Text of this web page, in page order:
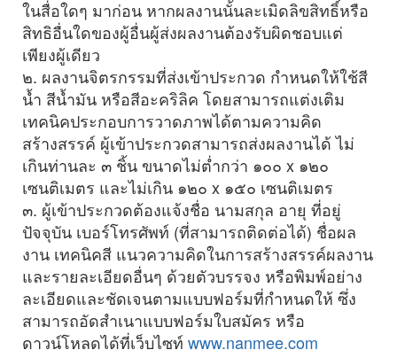
ในสื่อใดๆ มาก่อน หากผลงานนั้นละเมิดลิขสิทธิ์หรือ
สิทธิอื่นใดของผู้อื่นผู้ส่งผลงานต้องรับผิดชอบแต่
เพียงผู้เดียว
๒. ผลงานจิตรกรรมที่ส่งเข้าประกวด กำหนดให้ใช้สี
น้ำ สีน้ำมัน หรือสีอะคริลิค โดยสามารถแต่งเติม
เทคนิคประกอบการวาดภาพได้ตามความคิด
สร้างสรรค์ ผู้เข้าประกวดสามารถส่งผลงานได้ ไม่
เกินท่านละ ๓ ชิ้น ขนาดไม่ต่ำกว่า ๑๐๐ x ๑๒๐
เซนติเมตร และไม่เกิน ๑๒๐ x ๑๕๐ เซนติเมตร
๓. ผู้เข้าประกวดต้องแจ้งชื่อ นามสกุล อายุ ที่อยู่
ปัจจุบัน เบอร์โทรศัพท์ (ที่สามารถติดต่อได้) ชื่อผล
งาน เทคนิคสี แนวความคิดในการสร้างสรรค์ผลงาน
และรายละเอียดอื่นๆ ด้วยตัวบรรจง หรือพิมพ์อย่าง
ละเอียดและชัดเจนตามแบบฟอร์มที่กำหนดให้ ซึ่ง
สามารถอัดสำเนาแบบฟอร์มใบสมัคร หรือ
ดาวน์โหลดได้ที่เว็บไซท์www.nanmee.com